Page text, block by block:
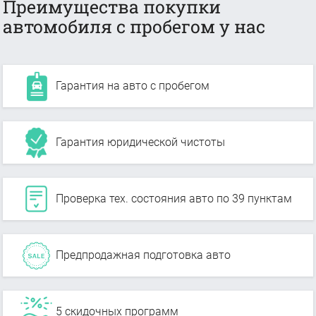
Преимущества покупки
автомобиля с пробегом у нас
Гарантия на авто с пробегом
Гарантия юридической чистоты
Проверка тех. состояния авто по 39 пунктам
Предпродажная подготовка авто
5 скидочных программ